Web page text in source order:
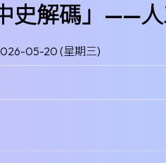
史解碼」——
05-20 (星期三)